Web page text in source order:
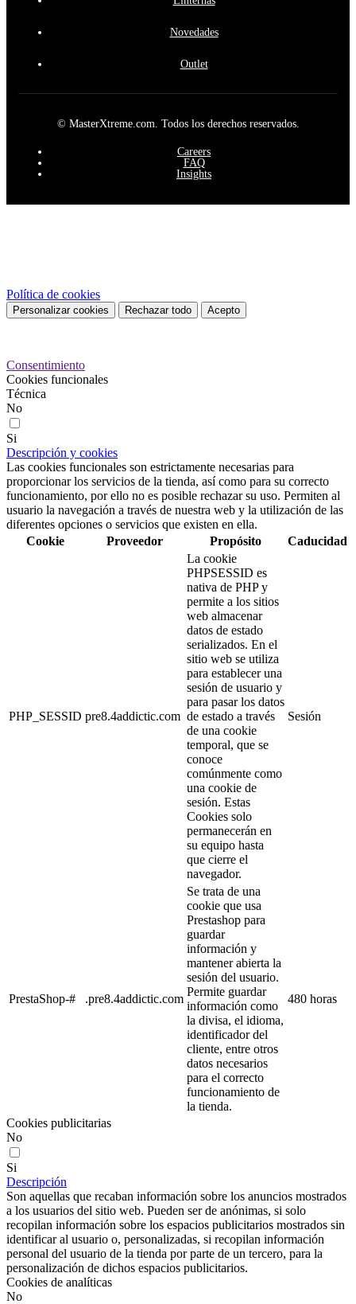
Novedades
Outlet
© MasterXtreme.com. Todos los derechos reservados.
Careers
FAQ
Insights
Política de cookies
Personalizar cookies Rechazar todo Acepto
Consentimiento
Cookies funcionales
Técnica
No
Si
Descripción y cookies
Las cookies funcionales son estrictamente necesarias para
proporcionar los servicios de la tienda, así como para su correcto
funcionamiento, por ello no es posible rechazar su uso. Permiten al
usuario la navegación a través de nuestra web y la utilización de las
diferentes opciones o servicios que existen en ella.
Cookie
Proveedor Propósito Caducidad
PHP_SESSID pre8.4addictic.com
La cookie
PHPSESSID es
nativa de PHP y
permite a los sitios
web almacenar
datos de estado
serializados. En el
sitio web se utiliza
para establecer una
sesión de usuario y
para pasar los datos
de estado a través
de una cookie
temporal, que se
conoce
comúnmente como
una cookie de
sesión. Estas
Cookies solo
permanecerán en
su equipo hasta
que cierre el
navegador.
Sesión
PrestaShop-# .pre8.4addictic.com
Se trata de una
cookie que usa
Prestashop para
guardar
información y
mantener abierta la
sesión del usuario.
Permite guardar
información como
la divisa, el idioma,
identificador del
cliente, entre otros
datos necesarios
para el correcto
funcionamiento de
la tienda.
480 horas
Cookies publicitarias
No
Si
Descripción
Son aquellas que recaban información sobre los anuncios mostrados
a los usuarios del sitio web. Pueden ser de anónimas, si solo
recopilan información sobre los espacios publicitarios mostrados sin
identificar al usuario o, personalizadas, si recopilan información
personal del usuario de la tienda por parte de un tercero, para la
personalización de dichos espacios publicitarios.
Cookies de analíticas
No